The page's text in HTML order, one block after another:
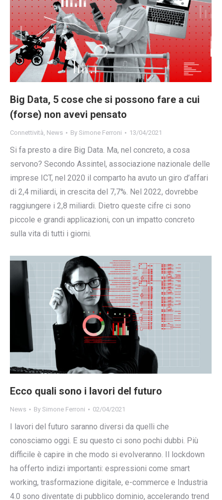
Big Data, 5 cose che si possono fare a cui
(forse) non avevi pensato
Connettività, News By Simone Ferroni 13/04/2021
Si fa presto a dire Big Data. Ma, nel concreto, a cosa
servono? Secondo Assintel, associazione nazionale delle
imprese ICT, nel 2020 il comparto ha avuto un giro d’affari
di 2,4 miliardi, in crescita del 7,7%. Nel 2022, dovrebbe
raggiungere i 2,8 miliardi. Dietro queste cifre ci sono
piccole e grandi applicazioni, con un impatto concreto
sulla vita di tutti i giorni.
Ecco quali sono i lavori del futuro
News By Simone Ferroni 02/04/2021
I lavori del futuro saranno diversi da quelli che
conosciamo oggi. E su questo ci sono pochi dubbi. Più
difficile è capire in che modo si evolveranno. Il lockdown
ha offerto indizi importanti: espressioni come smart
working, trasformazione digitale, e-commerce e Industria
4.0 sono diventate di pubblico dominio, accelerando trend